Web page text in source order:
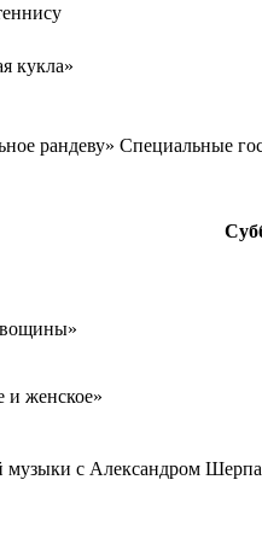
кукла»
рандеву» Специальные
вощины»
и женское»
музыки с Александром